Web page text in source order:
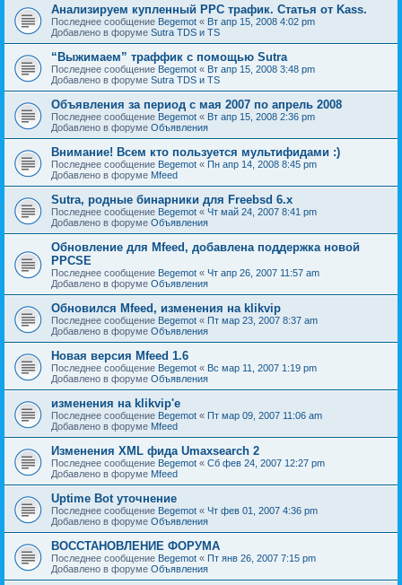
Анализируем купленный PPC трафик. Статья от Kass.
Последнее сообщение Begemot « Вт апр 15, 2008 4:02 pm
Добавлено в форуме Sutra TDS и TS
“Выжимаем” траффик с помощью Sutra
Последнее сообщение Begemot « Вт апр 15, 2008 3:48 pm
Добавлено в форуме Sutra TDS и TS
Объявления за период с мая 2007 по апрель 2008
Последнее сообщение Begemot « Вт апр 15, 2008 2:36 pm
Добавлено в форуме Объявления
Внимание! Всем кто пользуется мультифидами :)
Последнее сообщение Begemot « Пн апр 14, 2008 8:45 pm
Добавлено в форуме Mfeed
Sutra, родные бинарники для Freebsd 6.x
Последнее сообщение Begemot « Чт май 24, 2007 8:41 pm
Добавлено в форуме Объявления
Обновление для Mfeed, добавлена поддержка новой
PPCSE
Последнее сообщение Begemot « Чт апр 26, 2007 11:57 am
Добавлено в форуме Объявления
Обновился Mfeed, изменения на klikvip
Последнее сообщение Begemot « Пт мар 23, 2007 8:37 am
Добавлено в форуме Объявления
Новая версия Mfeed 1.6
Последнее сообщение Begemot « Вс мар 11, 2007 1:19 pm
Добавлено в форуме Объявления
изменения на klikvip'е
Последнее сообщение Begemot « Пт мар 09, 2007 11:06 am
Добавлено в форуме Mfeed
Изменения XML фида Umaxsearch 2
Последнее сообщение Begemot « Сб фев 24, 2007 12:27 pm
Добавлено в форуме Mfeed
Uptime Bot уточнение
Последнее сообщение Begemot « Чт фев 01, 2007 4:36 pm
Добавлено в форуме Объявления
ВОССТАНОВЛЕНИЕ ФОРУМА
Последнее сообщение Begemot « Пт янв 26, 2007 7:15 pm
Добавлено в форуме Объявления